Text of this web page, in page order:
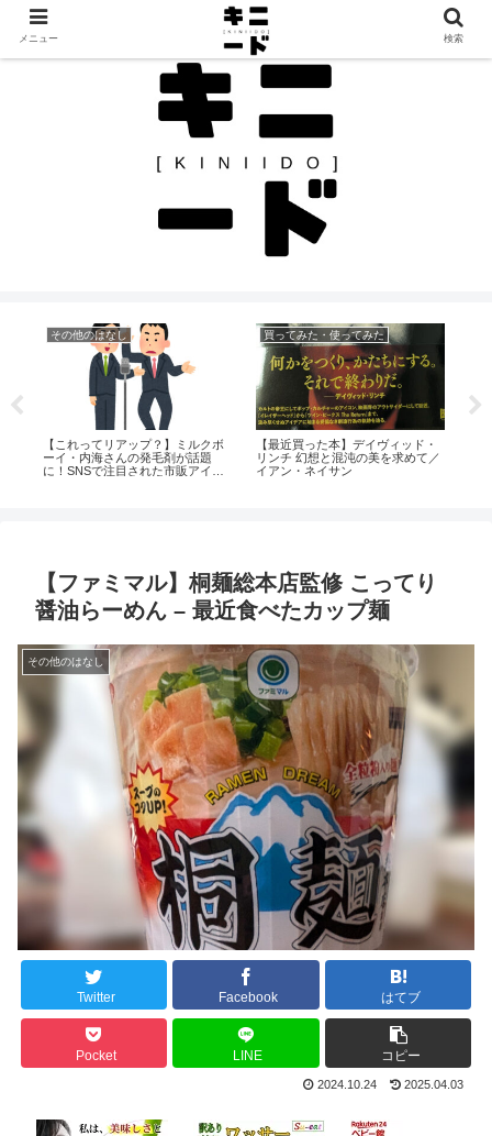
見つけたモノを、見つけたままに。カルチャーと日常のレビュー帖
エンタメのはなし
Ghostlyにハズレなし。quickly,
quicklyの『I Heard That Noise』が
楽しみすぎる！
エンタメのはなし
『SAW』最新作「SAW Ⅺ」製作中
止か？プロデューサーの対立が原
因に
【ファミマル】桐麺総本店監修 こってり
醤油らーめん – 最近食べたカップ麺
その他のはなし
Twitter Facebook はてブ
Pocket LINE コピー
2024.10.24 2025.04.03
メニュー 検索